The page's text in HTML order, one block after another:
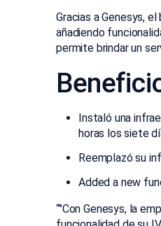
Gracias a Genesys,
añadiendo
permite brindar un
Instaló una
horas los siete
Reemplazó su
Added a new
“"Con Genesys, la